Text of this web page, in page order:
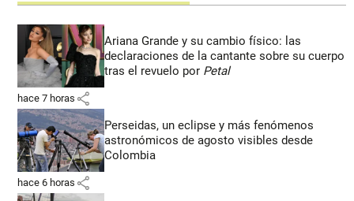
Ariana Grande y su cambio físico: las
declaraciones de la cantante sobre su cuerpo
tras el revuelo por Petal
hace 7 horas share
Perseidas, un eclipse y más fenómenos
astronómicos de agosto visibles desde
Colombia
hace 6 horas share